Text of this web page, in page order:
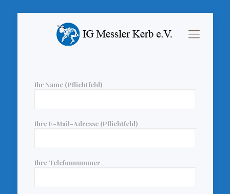
Ihr Name (Pflichtfeld)
Ihre E-Mail-Adresse (Pflichtfeld)
Ihre Telefonnummer